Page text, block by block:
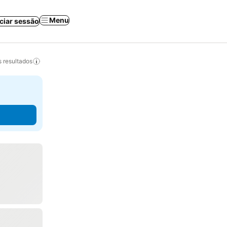
sessão Menu
resultados